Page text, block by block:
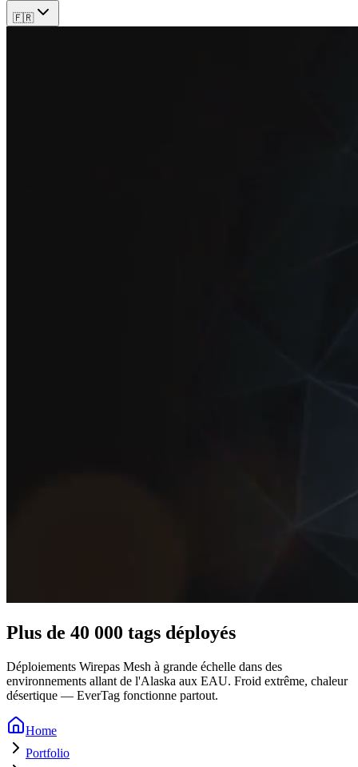
🇫🇷
Plus de 40 000 tags déployés
Déploiements Wirepas Mesh à grande échelle dans des
environnements allant de l'Alaska aux EAU. Froid extrême, chaleur
désertique — EverTag fonctionne partout.
Home
Portfolio